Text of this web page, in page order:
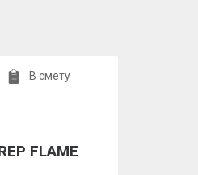
В смету
FLAME